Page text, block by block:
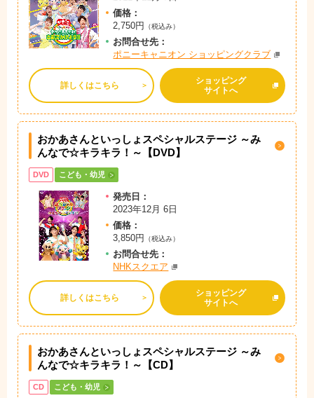
価格：
2,750円
（税込み）
お問合せ先：
ポニーキャニオン ショッピングクラブ
詳しくはこちら
ショッピング
サイトへ
おかあさんといっしょスペシャルステージ ～み
んなで☆キラキラ！～【DVD】
DVD こども・幼児
発売日：
2023年12月 6日
価格：
3,850円
（税込み）
お問合せ先：
NHKスクエア
詳しくはこちら
ショッピング
サイトへ
おかあさんといっしょスペシャルステージ ～み
んなで☆キラキラ！～【CD】
CD こども・幼児